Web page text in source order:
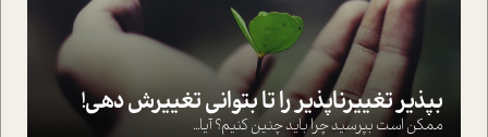
بپذير تغييرناپذير را تا بتواني تغييرش دهي!‏
ممکن است بپرسيد چرا بايد چنين کنيم؟ آيا...